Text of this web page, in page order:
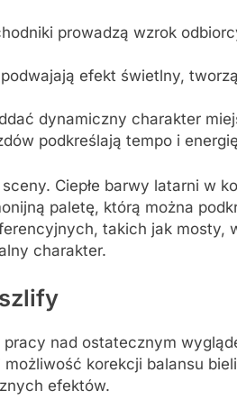
prowadzą wzrok
efekt świetlny,
dynamiczny charakter
podkreślają tempo i
Ciepłe barwy latarni w
paletę, którą można
takich jak mosty,
charakter.
nad ostatecznym
korekcji balansu
efektów.